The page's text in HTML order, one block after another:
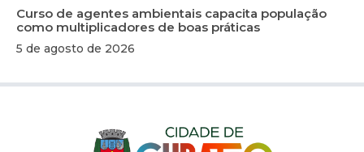
Curso de agentes ambientais capacita população
como multiplicadores de boas práticas
5 de agosto de 2026